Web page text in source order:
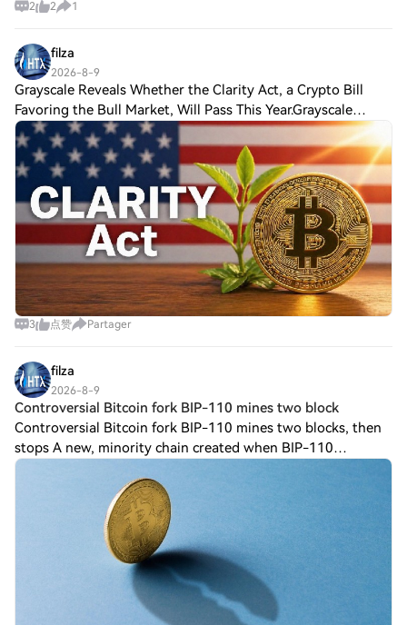
2 2 1
filza
2026-8-9
Grayscale Reveals Whether the Clarity Act, a Crypto Bill
Favoring the Bull Market, Will Pass This Year.Grayscale
Research Director Zach Pandl said that the CLARITY Act,
which aims to create a comprehe
3 点赞 Partager
filza
2026-8-9
Controversial Bitcoin fork BIP-110 mines two block
Controversial Bitcoin fork BIP-110 mines two blocks, then
stops A new, minority chain created when BIP-110
supporters split from Bitcoin on Saturday has produced just
two blocks roughly eight hours af